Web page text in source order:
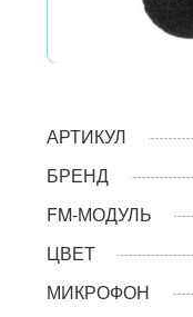
АРТИКУЛ
БРЕНД
FM-МОДУЛЬ
ЦВЕТ
МИКРОФОН